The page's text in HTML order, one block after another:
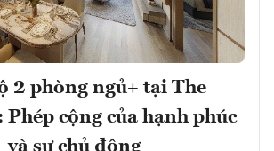
2 phòng ngủ+ tại The
cộng của hạnh phúc
và sự chủ động